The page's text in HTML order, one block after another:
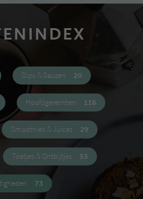
Dips & Sauzen 20
Hoofdgerechten 116
Smoothies & Juices 29
Toetjes & Ontbijtjes 53
73